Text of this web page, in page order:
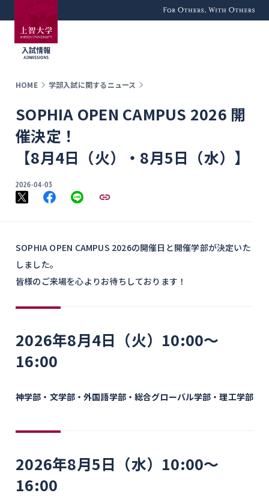
For Others, With
Others
HOME 学部入試に関するニュース
SOPHIA OPEN CAMPUS 2026 開
催決定！
【8月4日（火）・8月5日（水）】
2026-04-03
SOPHIA OPEN CAMPUS 2026の開催日と開催学部が決定いた
しました。
皆様のご来場を心よりお待ちしております！
2026年8月4日（火）10:00～
16:00
神学部・文学部・外国語学部・総合グローバル学部・理工学部
2026年8月5日（水）10:00～
16:00